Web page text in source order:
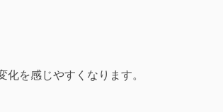
を感じやすくなります。